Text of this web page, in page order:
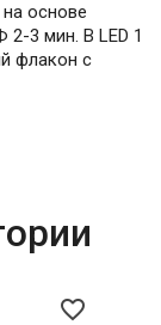
основе
2-3 мин. В LED 1
флакон с
favorite_border